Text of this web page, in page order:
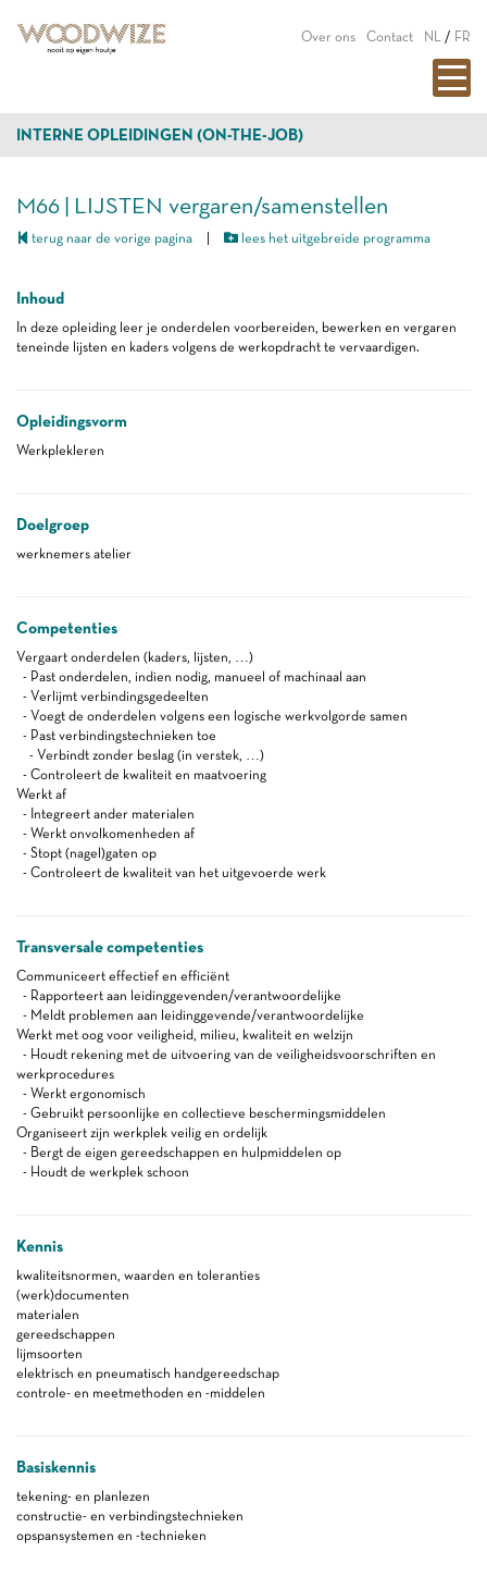
Over ons Contact NL / FR
INTERNE OPLEIDINGEN (ON-THE-JOB)
M66 | LIJSTEN vergaren/samenstellen
terug naar de vorige pagina lees het uitgebreide programma
Inhoud
In deze opleiding leer je onderdelen voorbereiden, bewerken en vergaren
teneinde lijsten en kaders volgens de werkopdracht te vervaardigen.
Opleidingsvorm
Werkplekleren
Doelgroep
werknemers atelier
Competenties
Vergaart onderdelen (kaders, lijsten, …)
- Past onderdelen, indien nodig, manueel of machinaal aan
- Verlijmt verbindingsgedeelten
- Voegt de onderdelen volgens een logische werkvolgorde samen
- Past verbindingstechnieken toe
- Verbindt zonder beslag (in verstek, …)
- Controleert de kwaliteit en maatvoering
Werkt af
- Integreert ander materialen
- Werkt onvolkomenheden af
- Stopt (nagel)gaten op
- Controleert de kwaliteit van het uitgevoerde werk
Transversale competenties
Communiceert effectief en efficiënt
- Rapporteert aan leidinggevenden/verantwoordelijke
- Meldt problemen aan leidinggevende/verantwoordelijke
Werkt met oog voor veiligheid, milieu, kwaliteit en welzijn
- Houdt rekening met de uitvoering van de veiligheidsvoorschriften en
werkprocedures
- Werkt ergonomisch
- Gebruikt persoonlijke en collectieve beschermingsmiddelen
Organiseert zijn werkplek veilig en ordelijk
- Bergt de eigen gereedschappen en hulpmiddelen op
- Houdt de werkplek schoon
Kennis
kwaliteitsnormen, waarden en toleranties
(werk)documenten
materialen
gereedschappen
lijmsoorten
elektrisch en pneumatisch handgereedschap
controle- en meetmethoden en -middelen
Basiskennis
tekening- en planlezen
constructie- en verbindingstechnieken
opspansystemen en -technieken